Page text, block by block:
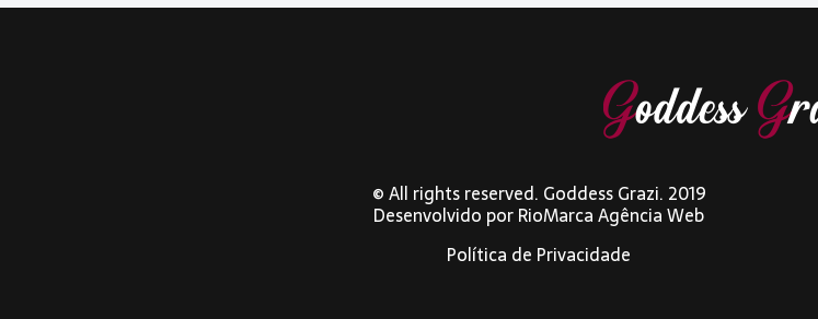
© All rights reserved. Goddess Grazi. 2019
Desenvolvido porRioMarca Agência Web
Política de Privacidade